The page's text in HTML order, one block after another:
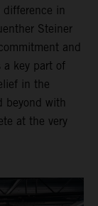
in
Steiner
and
a key part of
in the
beyond with
at the very